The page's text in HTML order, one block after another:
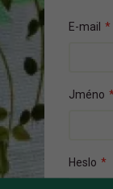
E-mail *
Jméno *
Heslo *